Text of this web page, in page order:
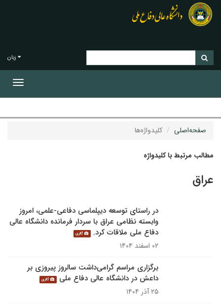
زبان
صفحه‌اصلی کلیدواژه‌ها
مطالب مرتبط با کلیدواژه
عراق
در راستای توسعه دیپلماسی دفاعی-علمی، امروز
وابسته نظامی عراق با سردار فرمانده دانشگاه عالی
دفاع ملی ملاقات کرد.
گالری
۰۲ اسفند ۱۴۰۴
برگزاری مراسم گرامی‌داشت سالروز پیروزی بر
داعش در دانشگاه عالی دفاع ملی
گالری
۲۵ آذر ۱۴۰۴